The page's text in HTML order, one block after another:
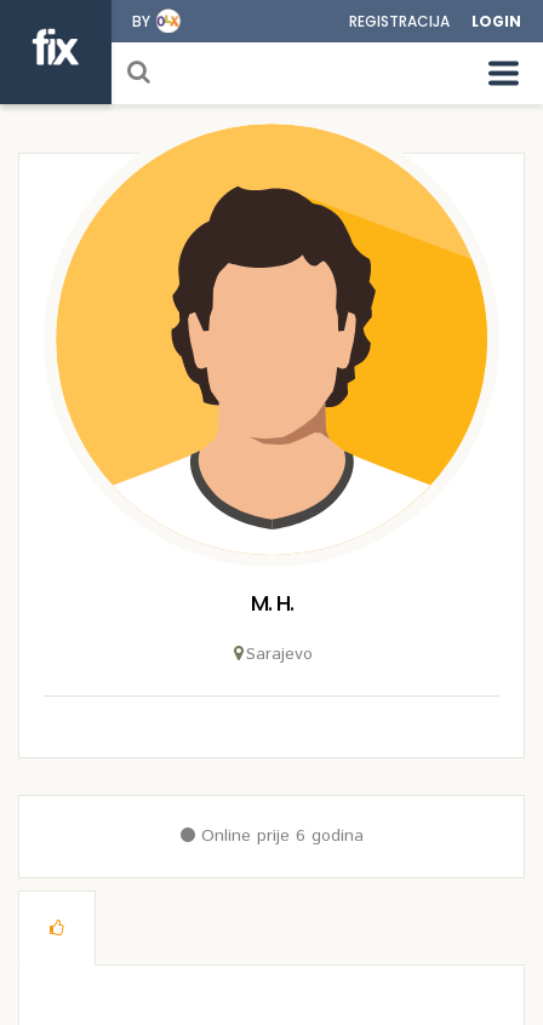
BY REGISTRACIJA LOGIN
M. H.
Sarajevo
Online prije 6 godina